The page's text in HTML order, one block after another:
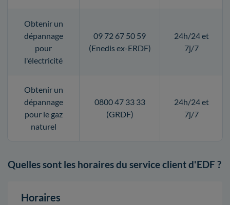
Obtenir un
dépannage
pour
l'électricité
09 72 67 50 59
(Enedis ex-ERDF)
24h/24 et
7j/7
Obtenir un
dépannage
pour le gaz
naturel
0800 47 33 33
(GRDF)
24h/24 et
7j/7
Quelles sont les horaires du service client d'EDF ?
Horaires